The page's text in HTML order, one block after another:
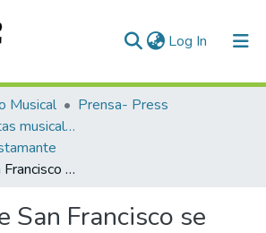
Log In (current)
Musical
Prensa- Press
Críticos y cronistas musicales
El Ballet de San Francisco se presentará con Orquesta Sinfónica
San Francisco se